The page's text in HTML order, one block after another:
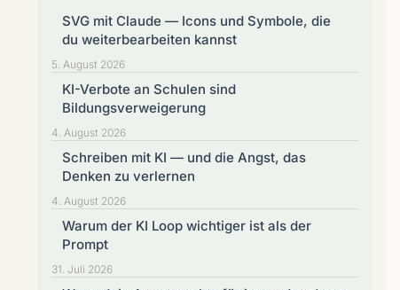
SVG mit Claude — Icons und Symbole, die
du weiterbearbeiten kannst
5. August 2026
KI-Verbote an Schulen sind
Bildungsverweigerung
4. August 2026
Schreiben mit KI — und die Angst, das
Denken zu verlernen
4. August 2026
Warum der KI Loop wichtiger ist als der
Prompt
31. Juli 2026